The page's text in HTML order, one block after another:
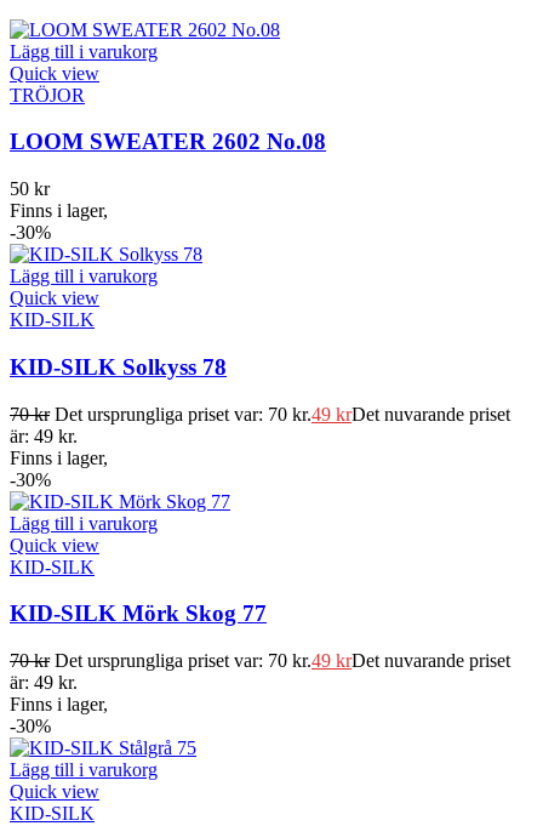
Lägg till i varukorg
Quick view
TRÖJOR
LOOM SWEATER 2602 No.08
50 kr
Finns i lager,
-30%
Lägg till i varukorg
Quick view
KID-SILK
KID-SILK Solkyss 78
70kr Det ursprungliga priset var: 70 kr.49 krDet nuvarande priset
är: 49 kr.
Finns i lager,
-30%
Lägg till i varukorg
Quick view
KID-SILK
KID-SILK Mörk Skog 77
70kr Det ursprungliga priset var: 70 kr.49 krDet nuvarande priset
är: 49 kr.
Finns i lager,
-30%
Lägg till i varukorg
Quick view
KID-SILK